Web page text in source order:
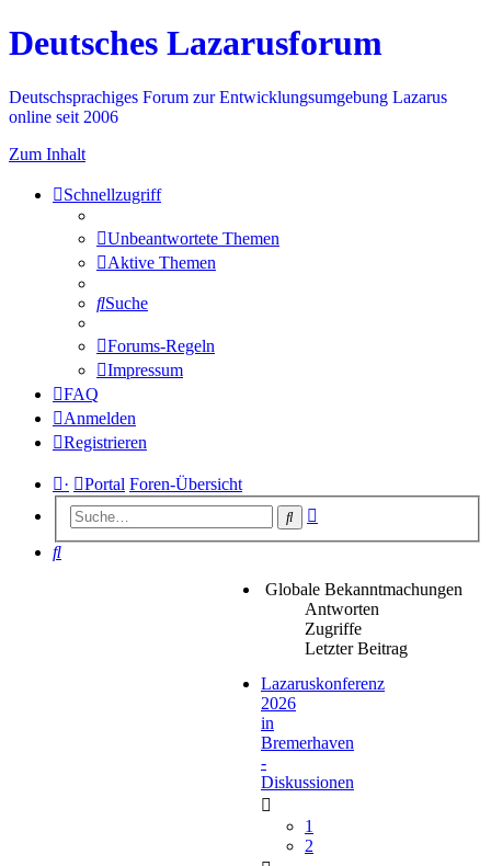
Deutsches Lazarusforum
Deutschsprachiges Forum zur Entwicklungsumgebung Lazarus
online seit 2006
Zum Inhalt
Schnellzugriff
Unbeantwortete Themen
Aktive Themen
Suche
Forums-Regeln
Impressum
FAQ
Anmelden
Registrieren
· Portal Foren-Übersicht
Suche
Suche
Globale Bekanntmachungen
Antworten
Zugriffe
Letzter Beitrag
Lazaruskonferenz
2026
in
Bremerhaven
-
Diskussionen
1
2